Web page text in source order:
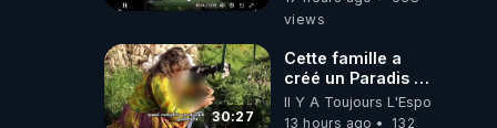
views
30:27
Cette famille a
créé un Paradis !
Permaculture &
Autonomie
Il Y A Toujours L'Espoir
13 hours ago
132